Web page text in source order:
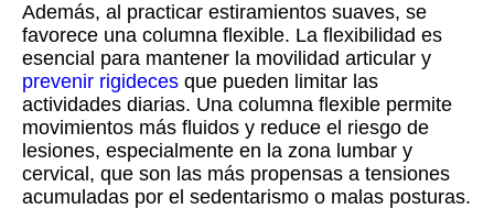
Además, al practicar estiramientos suaves, se
favorece una columna flexible. La flexibilidad es
esencial para mantener la movilidad articular y
prevenir rigideces que pueden limitar las
actividades diarias. Una columna flexible permite
movimientos más fluidos y reduce el riesgo de
lesiones, especialmente en la zona lumbar y
cervical, que son las más propensas a tensiones
acumuladas por el sedentarismo o malas posturas.